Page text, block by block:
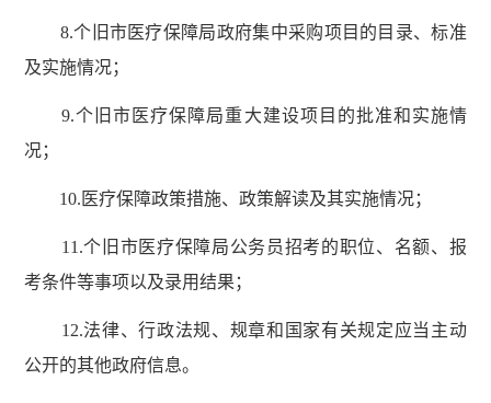
8.个旧市医疗保障局政府集中采购项目的目录、标准
及实施情况；
9.个旧市医疗保障局重大建设项目的批准和实施情
况；
10.医疗保障政策措施、政策解读及其实施情况；
11.个旧市医疗保障局公务员招考的职位、名额、报
考条件等事项以及录用结果；
12.法律、行政法规、规章和国家有关规定应当主动
公开的其他政府信息。